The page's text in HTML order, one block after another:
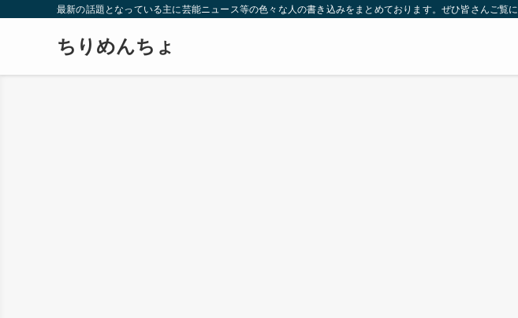
最新の話題となっている主に芸能ニュース等の色々な人の書き込みをまとめております。ぜひ皆さんご覧
ちりめんちょ